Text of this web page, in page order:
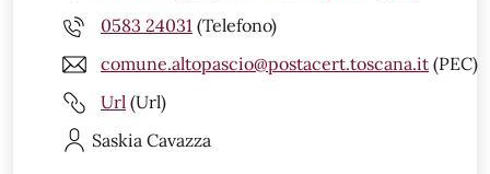
0583 24031 (Telefono)
comune.altopascio@postacert.toscana.it (PEC)
Url (Url)
Saskia Cavazza